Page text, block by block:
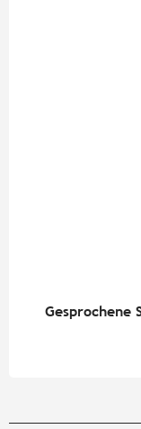
Gesprochene
Gesprochene